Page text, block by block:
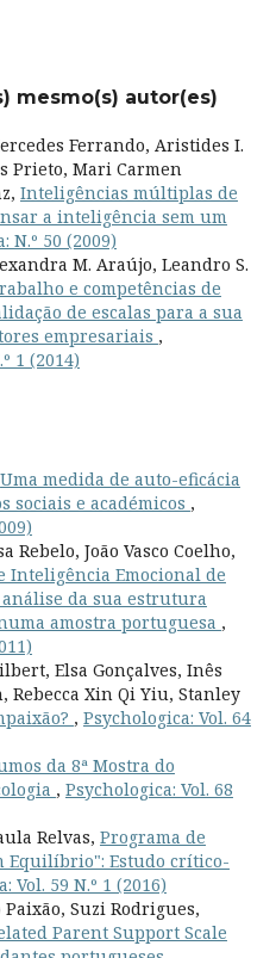
mesmo(s) autor(es)
Ferrando, Aristides I.
Prieto, Mari Carmen
Inteligências múltiplas de
a inteligência sem um
N.º 50 (2009)
M. Araújo, Leandro S.
e competências de
de escalas para a sua
empresariais ,
1 (2014)
Uma medida de auto-eficácia
sociais e académicos ,
Rebelo, João Vasco Coelho,
Inteligência Emocional de
análise da sua estrutura
amostra portuguesa ,
Elsa Gonçalves, Inês
Rebecca Xin Qi Yiu, Stanley
, Psychologica: Vol. 64
da 8ª Mostra do
, Psychologica: Vol. 68
Relvas, Programa de
Equilíbrio": Estudo crítico-
Vol. 59 N.º 1 (2016)
Suzi Rodrigues,
Parent Support Scale